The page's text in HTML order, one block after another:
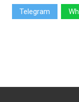
Telegram